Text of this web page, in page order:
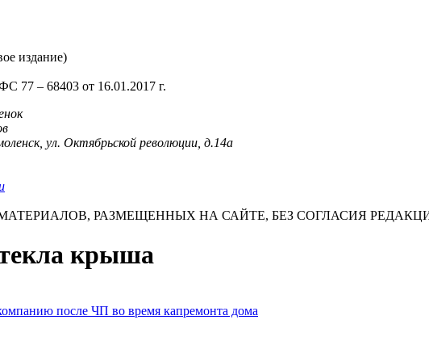
издание)
77 – 68403 от 16.01.2017 г.
ул. Октябрьской революции, д.14а
РАЗМЕЩЕННЫХ НА САЙТЕ, БЕЗ СОГЛАСИЯ
крыша
после ЧП во время капремонта дома